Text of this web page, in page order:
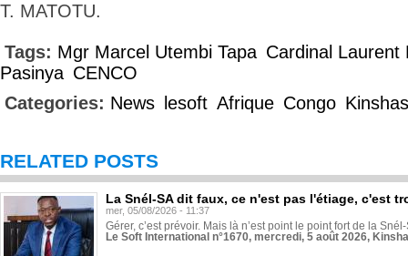
T. MATOTU.
Tags: Mgr Marcel Utembi Tapa Cardinal Laurent
Pasinya CENCO
Categories: News lesoft Afrique Congo
RELATED POSTS
La Snél-SA dit faux, ce n'est pas l'étiage, c'est
mer, 05/08/2026 - 11:37
Gérer, c’est prévoir. Mais là n’est point le point fort de la
Le Soft International n°1670, mercredi, 5 août 2026,